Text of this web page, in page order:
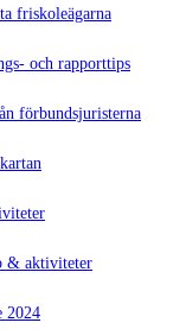
friskoleägarna
och rapporttips
förbundsjuristerna
& aktiviteter
2024